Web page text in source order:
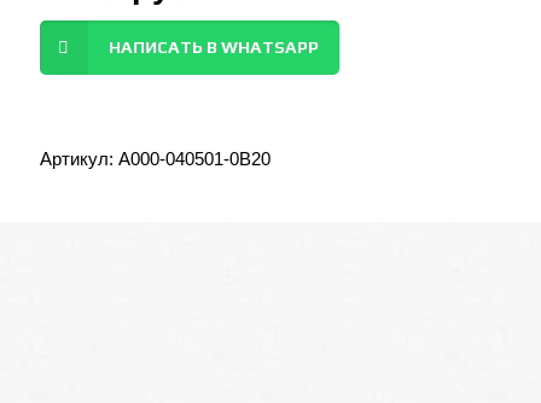
НАПИСАТЬ В WHATSAPP
Артикул: A000-040501-0B20